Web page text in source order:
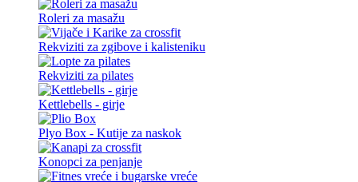
Roleri za masažu
Rekviziti za zgibove i kalisteniku
Rekviziti za pilates
Kettlebells - girje
Plyo Box - Kutije za naskok
Konopci za penjanje